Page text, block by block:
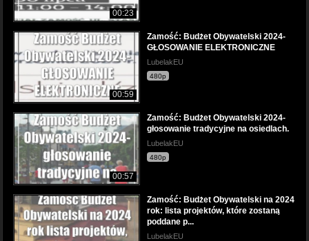
00:23
00:59
Zamość: Budżet Obywatelski 2024-
GŁOSOWANIE ELEKTRONICZNE
LubelakEU
480p
00:57
Zamość: Budżet Obywatelski 2024-
głosowanie tradycyjne na osiedlach.
LubelakEU
480p
Zamość: Budżet Obywatelski na 2024
rok: lista projektów, które zostaną
poddane p...
LubelakEU